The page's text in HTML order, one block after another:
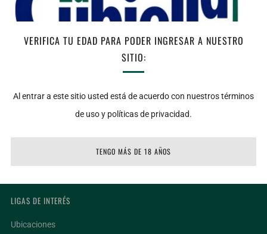
VERIFICA TU EDAD PARA PODER INGRESAR A NUESTRO
SITIO:
Al entrar a este sitio usted está de acuerdo con nuestros términos
de uso y políticas de privacidad.
TENGO MÁS DE 18 AÑOS
Vista: Rojo picota, intenso, ribete violáceo
Nariz: Intenso, aromas frutales, fruta negra
compotada, notas tostadas, madera de
roble, notas balsámicas, notas especiadas.
Boca: Potente, carnoso, taninos finos, taninos maduros, final
largo, persistente.
LIGAS DE INTERÉS
Ubicaciones